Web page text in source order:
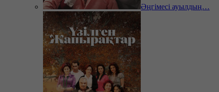
Әңгімесі ауылдың…